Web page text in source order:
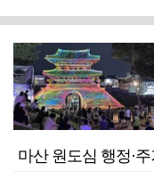
마산 원도심 행정·